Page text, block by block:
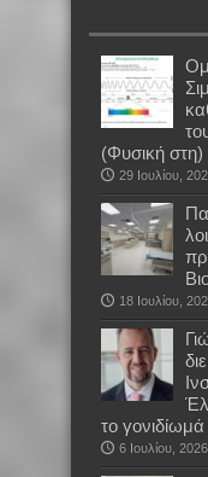
(Φυσική στη)
29 Ιουλίου,
18 Ιουλίου,
το γονιδίωμά
6 Ιουλίου, 2026